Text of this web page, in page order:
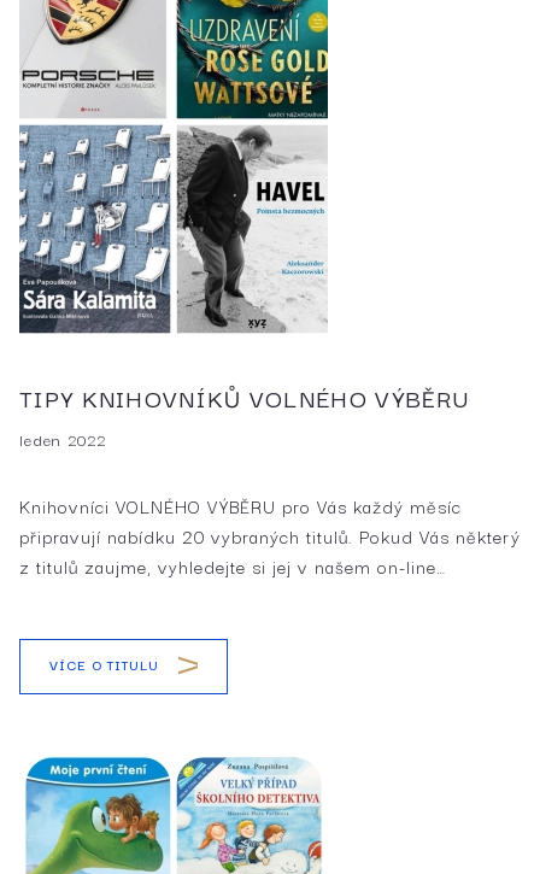
TIPY KNIHOVNÍKŮ VOLNÉHO VÝBĚRU
leden 2022
Knihovníci VOLNÉHO VÝBĚRU pro Vás každý měsíc
připravují nabídku 20 vybraných titulů. Pokud Vás některý
z titulů zaujme, vyhledejte si jej v našem on-line…
VÍCE O TITULU